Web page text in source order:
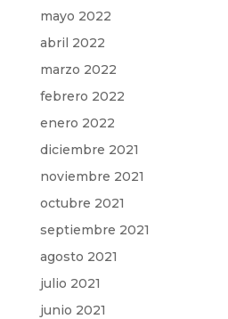
mayo 2022
abril 2022
marzo 2022
febrero 2022
enero 2022
diciembre 2021
noviembre 2021
octubre 2021
septiembre 2021
agosto 2021
julio 2021
junio 2021